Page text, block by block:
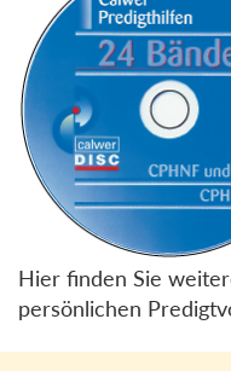
Hier finden Sie
persönlichen